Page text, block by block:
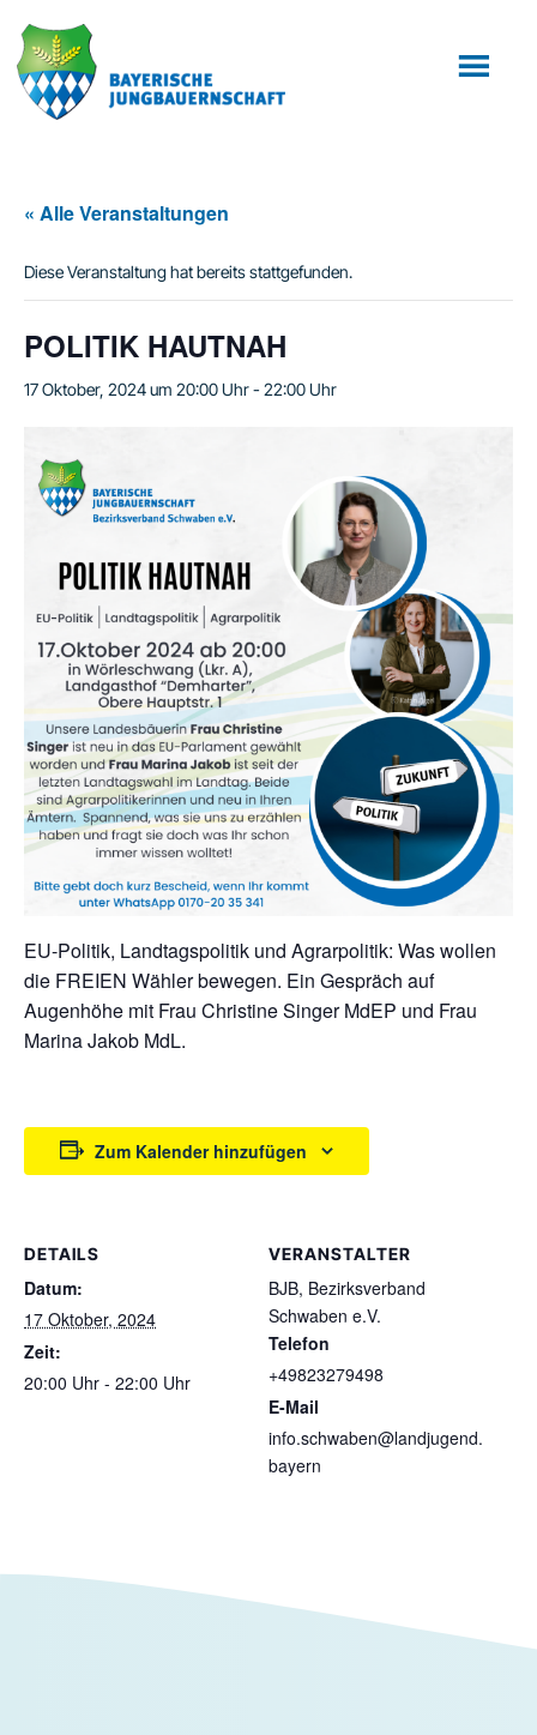
Inhalt
springen
Fußzeile
springen
« Alle Veranstaltungen
Diese Veranstaltung hat bereits stattgefunden.
POLITIK HAUTNAH
17 Oktober, 2024 um 20:00 Uhr-22:00 Uhr
EU-Politik, Landtagspolitik und Agrarpolitik: Was wollen
die FREIEN Wähler bewegen. Ein Gespräch auf
Augenhöhe mit Frau Christine Singer MdEP und Frau
Marina Jakob MdL.
Zum Kalender hinzufügen
DETAILS
Datum:
17 Oktober, 2024
Zeit:
20:00 Uhr - 22:00 Uhr
VERANSTALTER
BJB, Bezirksverband
Schwaben e.V.
Telefon
+49823279498
E-Mail
info.schwaben@landjugend.
bayern